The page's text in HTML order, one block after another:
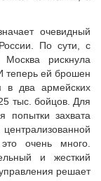
очевидный
По сути, с
рискнула
теперь ей брошен
в два армейских
тыс. бойцов. Для
попытки захвата
очень много.
и жесткий
решает